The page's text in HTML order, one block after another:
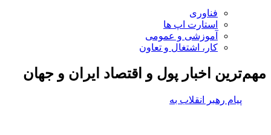
فناوری
استارت اپ ها
آموزشی و عمومی
کار، اشتغال و تعاون
مهم‌ترین اخبار پول و اقتصاد ایران و جهان
پیام رهبر انقلاب به‌ مناسبت میلاد حضرت مسیح(